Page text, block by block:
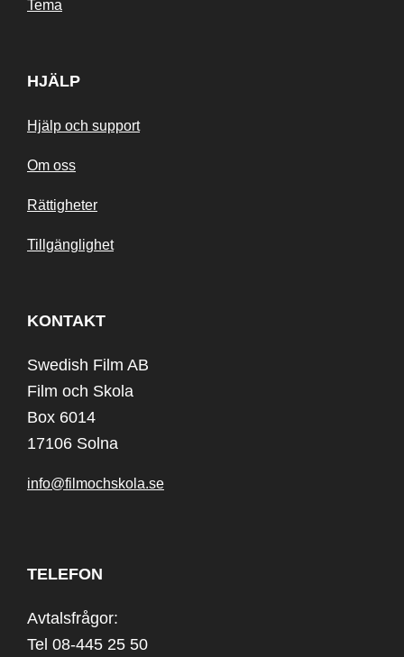
Tema
HJÄLP
Hjälp och support
Om oss
Rättigheter
Tillgänglighet
KONTAKT
Swedish Film AB
Film och Skola
Box 6014
17106 Solna
info@filmochskola.se
TELEFON
Avtalsfrågor:
Tel 08-445 25 50